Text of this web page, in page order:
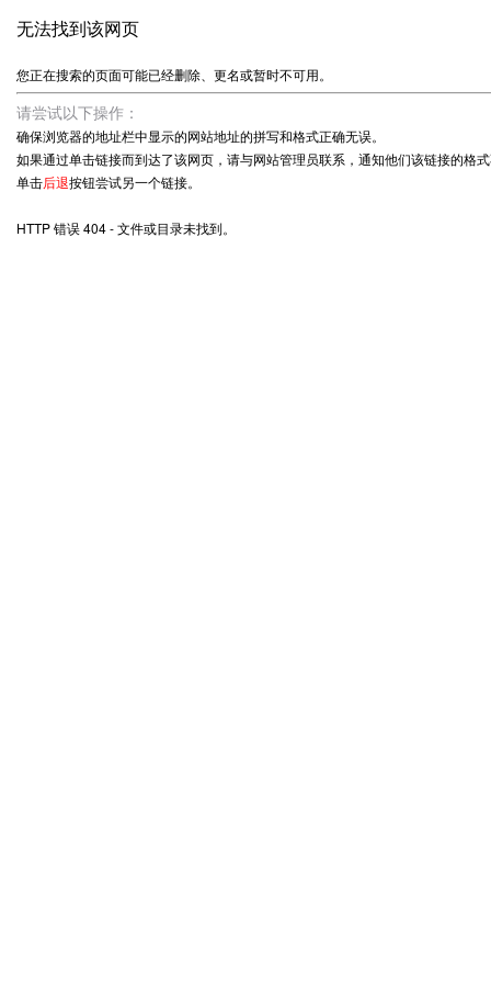
无法找到该网页
您正在搜索的页面可能已经删除、更名或暂时不可用。
请尝试以下操作：
确保浏览器的地址栏中显示的网站地址的拼写和格式正确无误。
如果通过单击链接而到达了该网页，请与网站管理员联系，通知他们该链接的格
单击后退按钮尝试另一个链接。
HTTP 错误 404 - 文件或目录未找到。